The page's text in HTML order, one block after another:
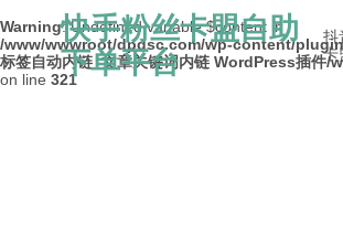
Warning: Undefined variable $content in
/www/wwwroot/dpdsc.com/wp-content/
标签自动内链_文章关键词内链 WordPress插件
on line 321
快手粉丝卡盟自助
下单平台
抖
卡